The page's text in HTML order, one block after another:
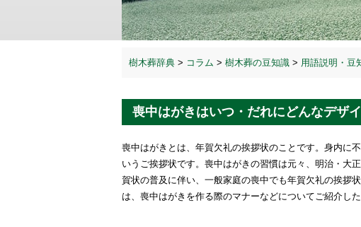
樹木葬辞典 > コラム > 樹木葬の豆知識 > 用語説明・豆
喪中はがきはいつ・だれにどんなデザ
喪中はがきとは、年賀欠礼の挨拶状のことです。身内に
いうご挨拶状です。喪中はがきの習慣は元々、明治・大
賀状の普及に伴い、一般家庭の喪中でも年賀欠礼の挨拶
は、喪中はがきを作る際のマナーなどについてご紹介した